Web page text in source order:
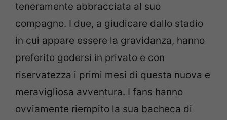
teneramente abbracciata al suo
compagno. I due, a giudicare dallo stadio
in cui appare essere la gravidanza, hanno
preferito godersi in privato e con
riservatezza i primi mesi di questa nuova e
meravigliosa avventura. I fans hanno
ovviamente riempito la sua bacheca di